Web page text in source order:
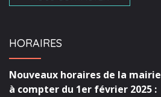
HORAIRES
Nouveaux horaires de la mairie
à compter du 1er février 2025 :